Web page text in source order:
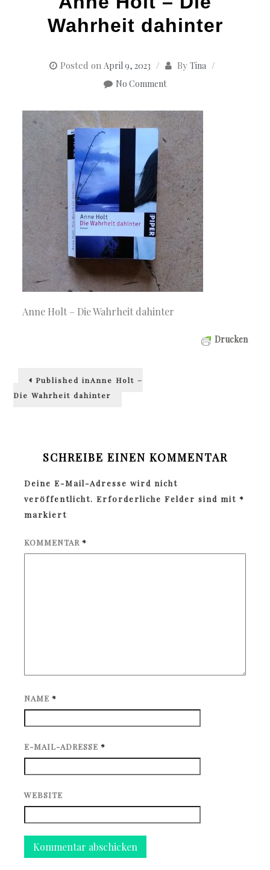
Wahrheit dahinter
Posted on April 9, 2023 By Tina
No Comment
Anne Holt – Die Wahrheit dahinter
Drucken
Beitragsnavigation
Published inAnne Holt –
Die Wahrheit dahinter
SCHREIBE EINEN KOMMENTAR
Deine E-Mail-Adresse wird nicht
veröffentlicht. Erforderliche Felder sind mit *
markiert
KOMMENTAR *
NAME *
E-MAIL-ADRESSE *
WEBSITE